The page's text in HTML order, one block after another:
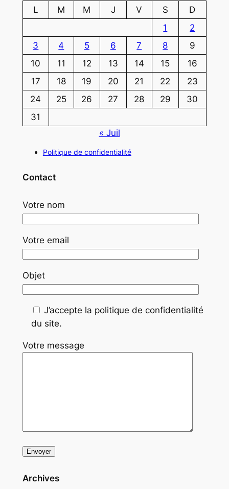
L
M M J V S
D
1
2
3
4 5 6 7 8
9
10
11 12 13 14 15
16
17
18 19 20 21 22
23
24
25 26 27 28 29
30
31
« Juil
Politique de confidentialité
Contact
Votre nom
Votre email
Objet
J’accepte la politique de confidentialité
du site.
Votre message
Archives